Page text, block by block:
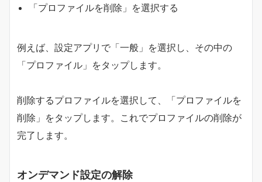
「プロファイルを削除」を選択する
例えば、設定アプリで「一般」を選択し、その中の
「プロファイル」をタップします。
削除するプロファイルを選択して、「プロファイルを
削除」をタップします。これでプロファイルの削除が
完了します。
オンデマンド設定の解除